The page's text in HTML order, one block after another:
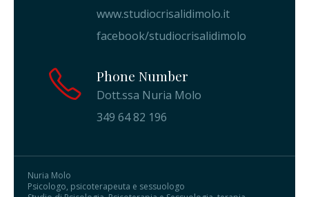
www.studiocrisalidimolo.it
facebook/studiocrisalidimolo
Phone Number
Dott.ssa Nuria Molo
349 64 82 196
Nuria Molo
Psicologo, psicoterapeuta e sessuologo